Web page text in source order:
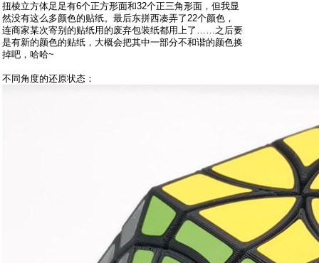
扭棱立方体足足有6个正方形面和32个正三角形面，但我显
然没有这么多颜色的贴纸。最后东拼西凑弄了22个颜色，
连商家某次寄别的贴纸用的废弃包装纸都用上了……之后要
是有新的颜色的贴纸，大概会把其中一部分不和谐的颜色换
掉吧，哈哈~
不同角度的还原状态：